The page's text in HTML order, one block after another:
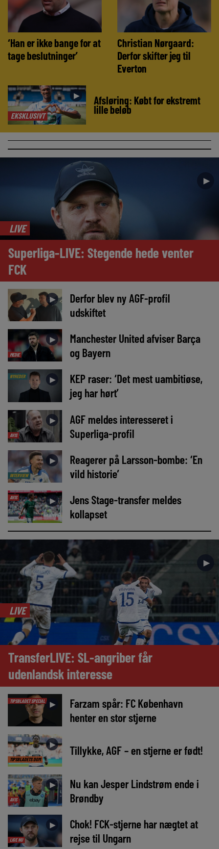
‘Han er ikke bange for at
tage beslutninger’
Christian Nørgaard:
Derfor skifter jeg til
Everton
EKSKLUSIVT
► Afsløring: Købt for ekstremt
lille beløb
►
LIVE
Superliga-LIVE: Stegende hede venter
FCK
►
Derfor blev ny AGF-profil
udskiftet
MEDIE
►
Manchester United afviser Barça
og Bayern
NYHEDER ►
KEP raser: ‘Det mest uambitiøse,
jeg har hørt’
AVIS
►
AGF meldes interesseret i
Superliga-profil
INTERVIEW
►
Reagerer på Larsson-bombe: ‘En
vild historie’
AVIS ►
Jens Stage-transfer meldes
kollapset
►
LIVE
TransferLIVE: SL-angriber får
udenlandsk interesse
TIPSBLADET SPECIAL ►
Farzam spår: FC København
henter en stor stjerne
TIPSBLADETS DOM
► Tillykke, AGF – en stjerne er født!
AVIS
►
Nu kan Jesper Lindstrøm ende i
Brøndby
LIGE NU
►
Chok! FCK-stjerne har nægtet at
rejse til Ungarn